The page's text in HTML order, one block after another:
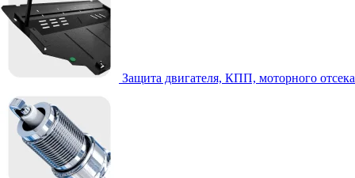
Защита двигателя, КПП, моторного отсека